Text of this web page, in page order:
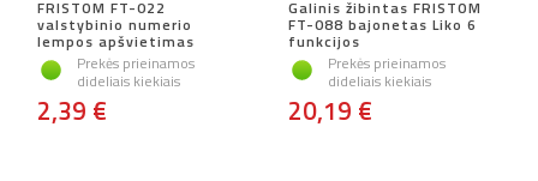
FRISTOM FT-022
valstybinio numerio
lempos apšvietimas
Prekės prieinamos
dideliais kiekiais
2,39 €
Galinis žibintas FRISTOM
FT-088 bajonetas Liko 6
funkcijos
Prekės prieinamos
dideliais kiekiais
20,19 €